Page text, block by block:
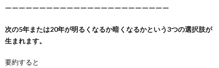
ーーーーーーーーーーーーーーーーーーーーーーーー
次の5年または20年が明るくなるか暗くなるかという3つの選択肢が
生まれます。
要約すると